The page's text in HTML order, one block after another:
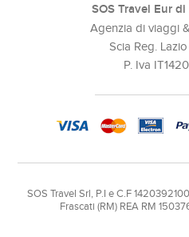
SOS Travel Eur di
Agenzia di viaggi
Scia Reg.
P. Iva
SOS Travel Srl, P.I e C.F
Frascati (RM) REA RM